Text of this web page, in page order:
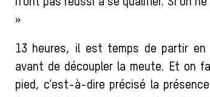
n’ont pas réussi à se qualifier. Si on
»
13 heures, il est temps de partir en
avant de découpler la meute. Et on
pied, c’est-à-dire précisé la